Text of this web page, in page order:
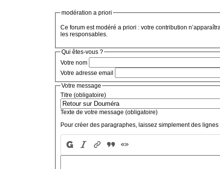
modération a priori
Ce forum est modéré a priori : votre contribution
les responsables.
Qui êtes-vous ?
Votre nom
Votre adresse email
Votre message
Titre (obligatoire)
Texte de votre message (obligatoire)
Pour créer des paragraphes, laissez simplement des lignes